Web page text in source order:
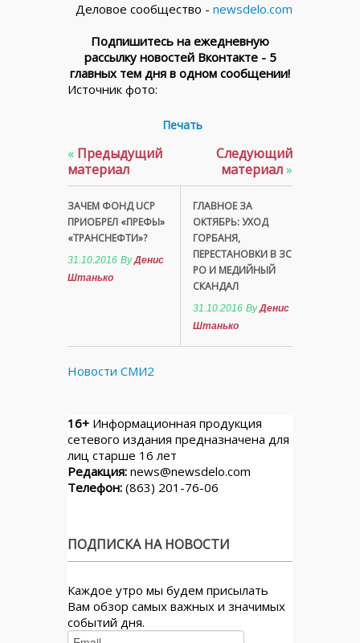
Деловое сообщество - newsdelo.com
Подпишитесь на ежедневную
рассылку новостей Вконтакте - 5
главных тем дня в одном сообщении!
Источник фото:
Печать
« Предыдущий
материал
ЗАЧЕМ ФОНД UCP
ПРИОБРЕЛ «ПРЕФЫ»
«ТРАНСНЕФТИ»?
31.10.2016 ByДенис
Штанько
Следующий
материал»
ГЛАВНОЕ ЗА
ОКТЯБРЬ: УХОД
ГОРБАНЯ,
ПЕРЕСТАНОВКИ В ЗС
РО И МЕДИЙНЫЙ
СКАНДАЛ
31.10.2016 ByДенис
Штанько
Новости СМИ2
16+ Информационная продукция
сетевого издания предназначена для
лиц старше 16 лет
Редакция: news@newsdelo.com
Телефон: (863) 201-76-06
ПОДПИСКА НА НОВОСТИ
Каждое утро мы будем присылать
Вам обзор самых важных и значимых
событий дня.